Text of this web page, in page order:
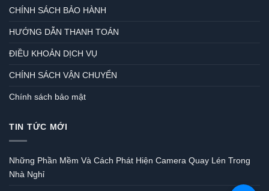
CHÍNH SÁCH BẢO HÀNH
HƯỚNG DẪN THANH TOÁN
ĐIỀU KHOẢN DỊCH VỤ
CHÍNH SÁCH VẬN CHUYỂN
Chính sách bảo mật
TIN TỨC MỚI
Những Phần Mềm Và Cách Phát Hiện Camera Quay Lén Trong
Nhà Nghỉ